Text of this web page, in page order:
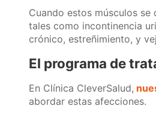
Cuando estos músculos
tales como incontinencia
crónico, estreñimiento, y
El programa de
En Clínica CleverSalud,
abordar estas afecciones.